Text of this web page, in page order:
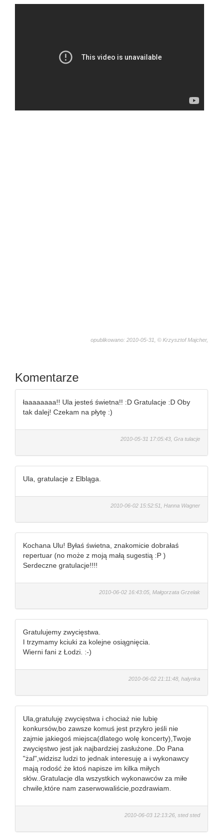
opublikowano: 2010-05-31, © Krzysztof Majcher,
Komentarze
łaaaaaaaa!! Ula jesteś świetna!! :D Gratulacje :D Oby
tak dalej! Czekam na płytę :)
2010-05-31 17:05:43, Gra tulacje
Ula, gratulacje z Elbląga.
2010-06-02 15:52:51, Hanna Wagner
Kochana Ulu! Byłaś świetna, znakomicie dobrałaś
repertuar (no może z moją małą sugestią :P )
Serdeczne gratulacje!!!!
2010-06-02 16:43:05, Małgorzata Grzelak
Gratulujemy zwycięstwa.
I trzymamy kciuki za kolejne osiągnięcia.
Wierni fani z Łodzi. :-)
2010-06-02 21:11:48, halynka
Ula,gratuluję zwycięstwa i chociaż nie lubię
konkursów,bo zawsze komuś jest przykro jeśli nie
zajmie jakiegoś miejsca(dlatego wolę koncerty),Twoje
zwycięstwo jest jak najbardziej zasłużone..Do Pana
"żal",widzisz ludzi to jednak interesuję a i wykonawcy
mają rodość że ktoś napisze im kilka miłych
słów..Gratulacje dla wszystkich wykonawców za miłe
chwile,które nam zaserwowaliście,pozdrawiam.
2010-06-03 12:13:26, sted sted